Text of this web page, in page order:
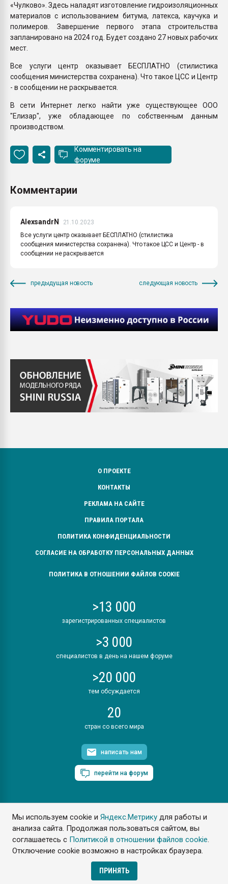
Мы используем cookie иЯндекс.Метрику для работы и
анализа сайта. Продолжая пользоваться сайтом, вы
соглашаетесь с Политикой в отношении файлов cookie.
Отключение cookie возможно в настройках браузера.
ПРИНЯТЬ
«Чулково». Здесь наладят изготовление гидроизоляционных
материалов с использованием битума, латекса, каучука и
полимеров. Завершение первого этапа строительства
запланировано на 2024 год. Будет создано 27 новых рабочих
мест.
Все услуги центр оказывает БЕСПЛАТНО (стилистика
сообщения министерства сохранена). Что такое ЦСС и Центр
- в сообщении не раскрывается.
В сети Интернет легко найти уже существующее ООО
"Елизар", уже обладающее по собственным данным
производством.
Комментировать на
форуме
Комментарии
AlexsandrN
21.10.2023
Все услуги центр оказывает БЕСПЛАТНО (стилистика
сообщения министерства сохранена). Что такое ЦСС и Центр - в
сообщении не раскрывается
предыдущая новость следующая новость
О ПРОЕКТЕ
КОНТАКТЫ
РЕКЛАМА НА САЙТЕ
ПРАВИЛА ПОРТАЛА
ПОЛИТИКА КОНФИДЕНЦИАЛЬНОСТИ
СОГЛАСИЕ НА ОБРАБОТКУ ПЕРСОНАЛЬНЫХ ДАННЫХ
ПОЛИТИКА В ОТНОШЕНИИ ФАЙЛОВ COOKIE
>13 000
зарегистрированных специалистов
>3 000
специалистов в день на нашем форуме
>20 000
тем обсуждается
20
стран со всего мира
написать нам
перейти на форум
ПластЭксперт © 2006. Все права защищены
Разрешается копирование материалов сайта с обязательной
ссылкой на www.e-plastic.ru
Разработка сайта